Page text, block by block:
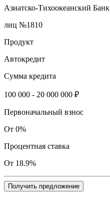
Азиатско-Тихоокеанский Банк
лиц №1810
Продукт
Автокредит
Сумма кредита
100 000 - 20 000 000 ₽
Первоначальный взнос
От 0%
Процентная ставка
От 18.9%
Получить предложение